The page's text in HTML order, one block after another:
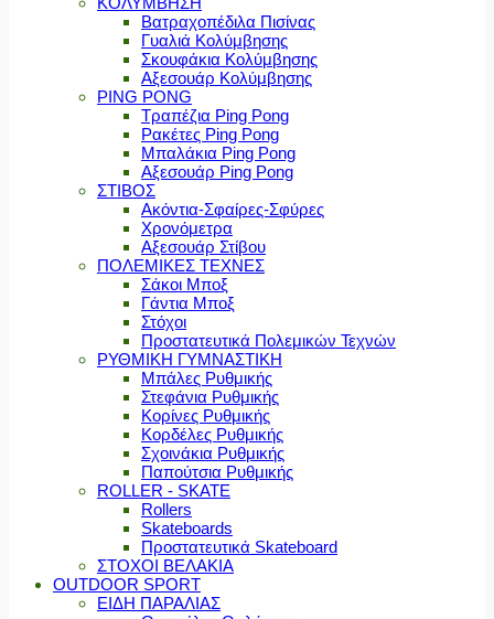
Βατραχοπέδιλα Πισίνας
Γυαλιά Κολύμβησης
Σκουφάκια Κολύμβησης
Αξεσουάρ Κολύμβησης
PING PONG
Τραπέζια Ping Pong
Ρακέτες Ping Pong
Μπαλάκια Ping Pong
Αξεσουάρ Ping Pong
ΣΤΙΒΟΣ
Ακόντια-Σφαίρες-Σφύρες
Χρονόμετρα
Αξεσουάρ Στίβου
ΠΟΛΕΜΙΚΕΣ ΤΕΧΝΕΣ
Σάκοι Μποξ
Γάντια Μποξ
Στόχοι
Προστατευτικά Πολεμικών Τεχνών
ΡΥΘΜΙΚΗ ΓΥΜΝΑΣΤΙΚΗ
Μπάλες Ρυθμικής
Στεφάνια Ρυθμικής
Κορίνες Ρυθμικής
Κορδέλες Ρυθμικής
Σχοινάκια Ρυθμικής
Παπούτσια Ρυθμικής
ROLLER - SKATE
Rollers
Skateboards
Προστατευτικά Skateboard
ΣΤΟΧΟΙ ΒΕΛΑΚΙΑ
OUTDOOR SPORT
ΕΙΔΗ ΠΑΡΑΛΙΑΣ